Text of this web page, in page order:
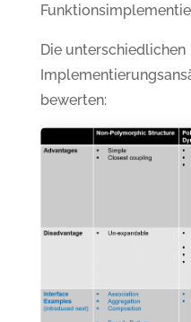
Die unterschiedlichen
bewerten: